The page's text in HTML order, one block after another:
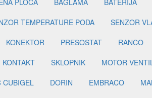
PLOČA BAGLAMA BATERIJA
TEMPERATURE PODA SENZOR
KONEKTOR PRESOSTAT RANCO
SKLOPNIK MOTOR
CUBIGEL DORIN EMBRACO